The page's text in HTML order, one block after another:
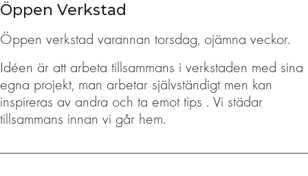
Öppen Verkstad
Öppen verkstad varannan torsdag, ojämna veckor.
Idéen är att arbeta tillsammans i verkstaden med sina
egna projekt, man arbetar självständigt men kan
inspireras av andra och ta emot tips . Vi städar
tillsammans innan vi går hem.